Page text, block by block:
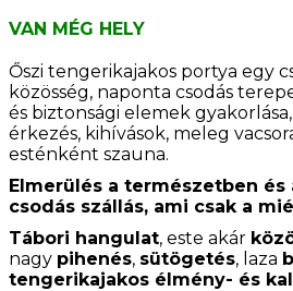
VAN MÉG HELY
Őszi tengerikajakos portya egy
közösség, naponta csodás
és biztonsági elemek
érkezés, kihívások, meleg
esténként szauna.
Elmerülés a természetben és
csodás szállás, ami csak a
Tábori hangulat, este akár
nagy pihenés, sütögetés, laza
tengerikajakos élmény- és